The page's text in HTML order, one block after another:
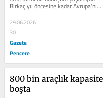
Birkaç yıl öncesine kadar Avrupa'nın
en büyük endişesi...
29.06.2026
30
Gazete
Pencere
800 bin araçlık kapasite
boşta